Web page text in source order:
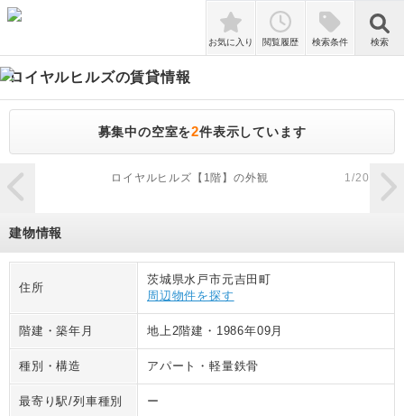
検索
お気に入り 閲覧履歴 検索条件 検索
ロイヤルヒルズの賃貸情報
募集中の空室を2件表示しています
zoom_in
ロイヤルヒルズ【1階】の外観 1/20
建物情報
住所
茨城県水戸市元吉田町
周辺物件を探す
階建・築年月 地上2階建 ・ 1986年09月
種別・構造 アパート ・軽量鉄骨
最寄り駅/列車種別 ー